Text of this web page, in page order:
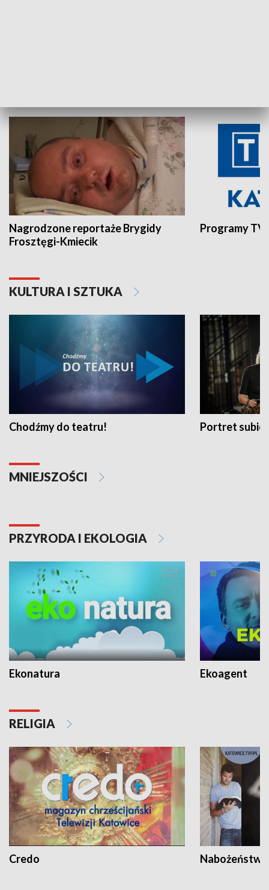
Nagrodzone reportaże Brygidy
Frosztęgi-Kmiecik
Programy
KULTURA I SZTUKA
Chodźmy do teatru! Portret
MNIEJSZOŚCI
PRZYRODA I EKOLOGIA
Ekonatura Ekoagent
RELIGIA
Credo